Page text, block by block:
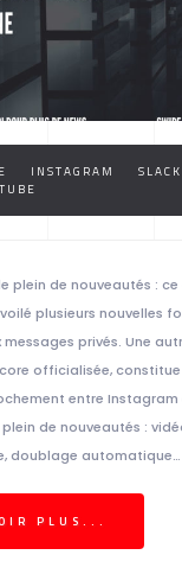
INSTAGRAM SLACK
plein de nouveautés :
plusieurs nouvelles
messages privés. Une
officialisée,
entre Instagram
de nouveautés :
doublage automatique…
PLUS...